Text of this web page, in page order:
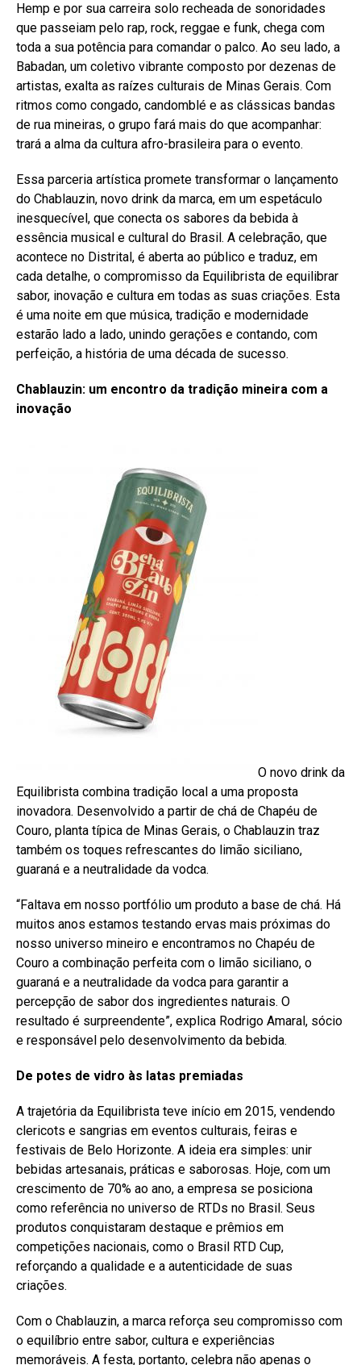
Hemp e por sua carreira solo recheada de sonoridades
que passeiam pelo rap, rock, reggae e funk, chega com
toda a sua potência para comandar o palco. Ao seu lado, a
Babadan, um coletivo vibrante composto por dezenas de
artistas, exalta as raízes culturais de Minas Gerais. Com
ritmos como congado, candomblé e as clássicas bandas
de rua mineiras, o grupo fará mais do que acompanhar:
trará a alma da cultura afro-brasileira para o evento.
Essa parceria artística promete transformar o lançamento
do Chablauzin, novo drink da marca, em um espetáculo
inesquecível, que conecta os sabores da bebida à
essência musical e cultural do Brasil. A celebração, que
acontece no Distrital, é aberta ao público e traduz, em
cada detalhe, o compromisso da Equilibrista de equilibrar
sabor, inovação e cultura em todas as suas criações. Esta
é uma noite em que música, tradição e modernidade
estarão lado a lado, unindo gerações e contando, com
perfeição, a história de uma década de sucesso.
Chablauzin: um encontro da tradição mineira com a
inovação
O novo drink da
Equilibrista combina tradição local a uma proposta
inovadora. Desenvolvido a partir de chá de Chapéu de
Couro, planta típica de Minas Gerais, o Chablauzin traz
também os toques refrescantes do limão siciliano,
guaraná e a neutralidade da vodca.
“Faltava em nosso portfólio um produto a base de chá. Há
muitos anos estamos testando ervas mais próximas do
nosso universo mineiro e encontramos no Chapéu de
Couro a combinação perfeita com o limão siciliano, o
guaraná e a neutralidade da vodca para garantir a
percepção de sabor dos ingredientes naturais. O
resultado é surpreendente”, explica Rodrigo Amaral, sócio
e responsável pelo desenvolvimento da bebida.
De potes de vidro às latas premiadas
A trajetória da Equilibrista teve início em 2015, vendendo
clericots e sangrias em eventos culturais, feiras e
festivais de Belo Horizonte. A ideia era simples: unir
bebidas artesanais, práticas e saborosas. Hoje, com um
crescimento de 70% ao ano, a empresa se posiciona
como referência no universo de RTDs no Brasil. Seus
produtos conquistaram destaque e prêmios em
competições nacionais, como o Brasil RTD Cup,
reforçando a qualidade e a autenticidade de suas
criações.
Com o Chablauzin, a marca reforça seu compromisso com
o equilíbrio entre sabor, cultura e experiências
memoráveis. A festa, portanto, celebra não apenas o